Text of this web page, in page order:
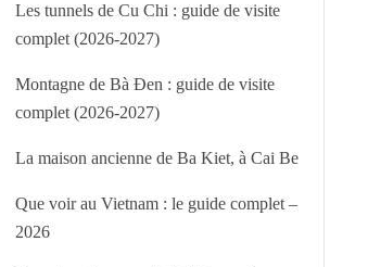
Les tunnels de Cu Chi : guide de visite
complet (2026-2027)
Montagne de Bà Đen : guide de visite
complet (2026-2027)
La maison ancienne de Ba Kiet, à Cai Be
Que voir au Vietnam : le guide complet –
2026